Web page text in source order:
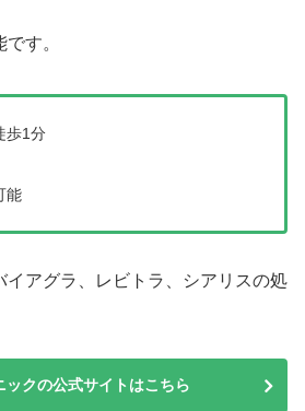
す。
歩1分
能
イアグラ、レビトラ、シアリスの処
ックの公式サイトはこちら